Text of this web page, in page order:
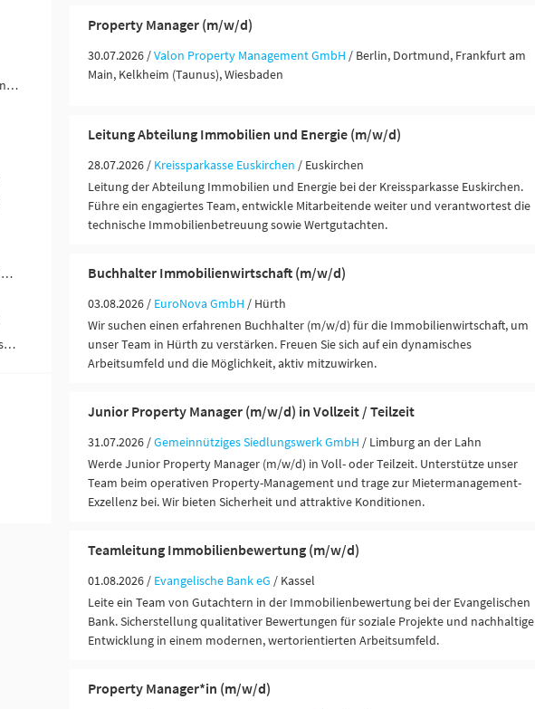
Berufskraftfahrer / Personenbeförderung (Land, Wasser, Luft) (5)
Weiterbildung / Studium / duale Ausbildung (2)
Freiberufler / Selbständigkeit / Franchise (1)
Property Manager (m/w/d)
30.07.2026 /Valon Property Management GmbH / Berlin, Dortmund, Frankfurt am
Main, Kelkheim (Taunus), Wiesbaden
Leitung Abteilung Immobilien und Energie (m/w/d)
28.07.2026 / Kreissparkasse Euskirchen / Euskirchen
Leitung der Abteilung Immobilien und Energie bei der Kreissparkasse Euskirchen.
Führe ein engagiertes Team, entwickle Mitarbeitende weiter und verantwortest die
technische Immobilienbetreuung sowie Wertgutachten.
Buchhalter Immobilienwirtschaft (m/w/d)
03.08.2026 / EuroNova GmbH / Hürth
Wir suchen einen erfahrenen Buchhalter (m/w/d) für die Immobilienwirtschaft, um
unser Team in Hürth zu verstärken. Freuen Sie sich auf ein dynamisches
Arbeitsumfeld und die Möglichkeit, aktiv mitzuwirken.
Junior Property Manager (m/w/d) in Vollzeit / Teilzeit
31.07.2026 /Gemeinnütziges Siedlungswerk GmbH / Limburg an der Lahn
Werde Junior Property Manager (m/w/d) in Voll- oder Teilzeit. Unterstütze unser
Team beim operativen Property-Management und trage zur Mietermanagement-
Exzellenz bei. Wir bieten Sicherheit und attraktive Konditionen.
Teamleitung Immobilienbewertung (m/w/d)
01.08.2026 / Evangelische Bank eG / Kassel
Leite ein Team von Gutachtern in der Immobilienbewertung bei der Evangelischen
Bank. Sicherstellung qualitativer Bewertungen für soziale Projekte und nachhaltige
Entwicklung in einem modernen, wertorientierten Arbeitsumfeld.
Property Manager*in (m/w/d)